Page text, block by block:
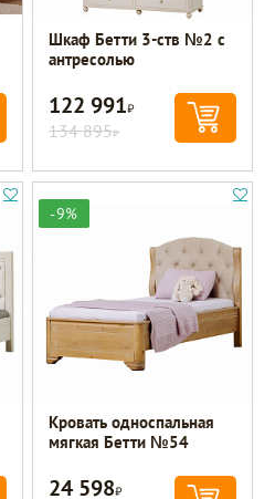
Шкаф Бетти 3-ств №2 с
антресолью
122 991Р
134 895Р
-9%
Кровать односпальная
мягкая Бетти №54
24 598Р